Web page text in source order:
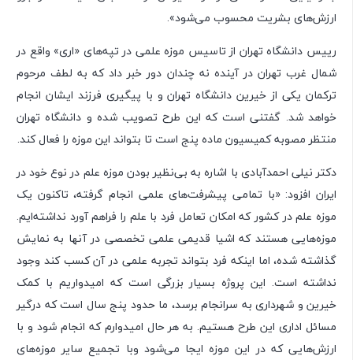
ارزش‌های بشریت محسوب می‌شود».
رییس دانشگاه تهران از تاسیس موزه علمی در تپه‌های «اری» واقع در
شمال غرب تهران در آینده نه چندان دور خبر داد که به لطف مرحوم
ترکمان یکی از خیرین دانشگاه تهران و با پیگیری فرزند ایشان انجام
خواهد شد. گفتنی است که این طرح تصویب شده و دانشگاه تهران
منتظر مصوبه کمیسیون ماده پنج است تا بتواند این موزه را فعال کند.
دکتر نیلی احمدآبادی با اشاره به بی‌نظیر بودن موزه علم در نوع خود در
ایران افزود: «با تمامی پیشرفت‌های علمی انجام گرفته، تاکنون یک
موزه علم در کشور که امکان تعامل فرد با علم را فراهم آورد نداشته‌ایم.
موزه‌هایی هستند که اشیا قدیمی علمی تخصصی در آنها به نمایش
گذاشته شده، اما اینکه فرد بتواند تجربه علمی در آن کسب کند وجود
نداشته است. این پروژه بسیار بزرگی است که امیدواریم با کمک
خیرین و شهرداری به سرانجام برسد، ما حدود پنج سال است که درگیر
مسائل اداری این طرح هستیم. به هر حال امیدوارم که انجام شود و با
ارزش‌هایی که در این موزه ایجا می‌شود وبا تجمیع سایر موزه‌های